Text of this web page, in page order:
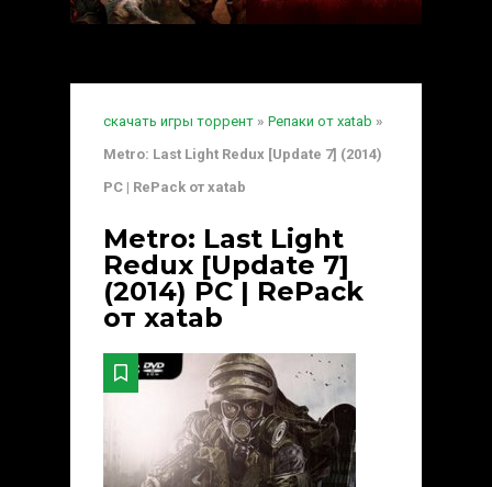
скачать игры торрент » Репаки от xatab »
Metro: Last Light Redux [Update 7] (2014)
PC | RePack от xatab
Metro: Last Light
Redux [Update 7]
(2014) PC | RePack
от xatab